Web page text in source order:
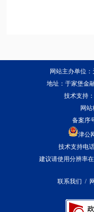
网站主办单位
地址：于家堡金
技术支持
网站
备案序
津公
技术支持电
建议请使用分辨率
联系我们 /